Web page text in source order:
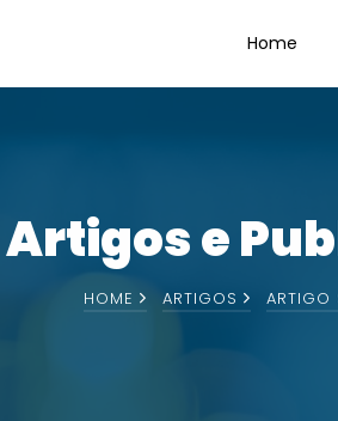
Home
Artigos e
HOME ARTIGOS ARTIGO